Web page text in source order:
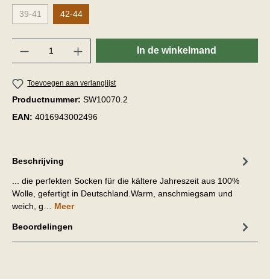
39-41 42-44
In de winkelmand
Toevoegen aan verlanglijst
Productnummer: SW10070.2
EAN: 4016943002496
Beschrijving
... die perfekten Socken für die kältere Jahreszeit aus 100%
Wolle, gefertigt in Deutschland.Warm, anschmiegsam und
weich, g… Meer
Beoordelingen